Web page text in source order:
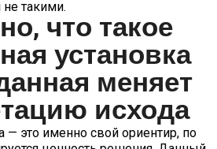
такими.
что такое
установка
меняет
исхода
— это именно свой ориентир, по